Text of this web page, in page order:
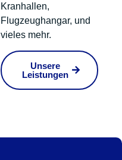
Kranhallen,
Flugzeughangar, und
vieles mehr.
Unsere
Leistungen